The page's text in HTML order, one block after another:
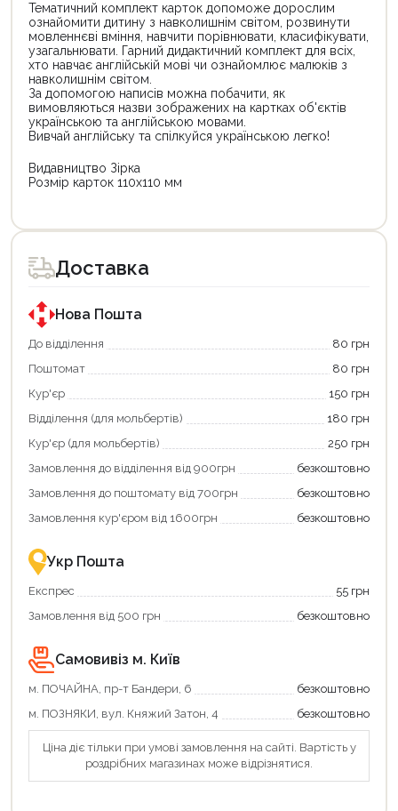
Тематичний комплект карток допоможе дорослим
ознайомити дитину з навколишнім світом, розвинути
мовленнєві вміння, навчити порівнювати, класифікувати,
узагальнювати. Гарний дидактичний комплект для всіх,
хто навчає англійській мові чи ознайомлює малюків з
навколишнім світом.
За допомогою написів можна побачити, як
вимовляються назви зображених на картках об'єктів
українською та англійською мовами.
Вивчай англійську та спілкуйся українською легко!
Видавництво Зірка
Розмір карток 110х110 мм
Доставка
Нова Пошта
До відділення
80 грн
Поштомат
80 грн
Кур'єр
150 грн
Відділення (для мольбертів)
180 грн
Кур'єр (для мольбертів)
250 грн
Замовлення до відділення від 900грн
безкоштовно
Замовлення до поштомату від 700грн
безкоштовно
Замовлення кур'єром від 1600грн
безкоштовно
Укр Пошта
Експрес
55 грн
Замовлення від 500 грн
безкоштовно
Самовивіз м. Київ
м. ПОЧАЙНА, пр-т Бандери, 6
безкоштовно
м. ПОЗНЯКИ, вул. Княжий Затон, 4
безкоштовно
Ціна діє тільки при умові замовлення на сайті. Вартість у
роздрібних магазинах може відрізнятися.